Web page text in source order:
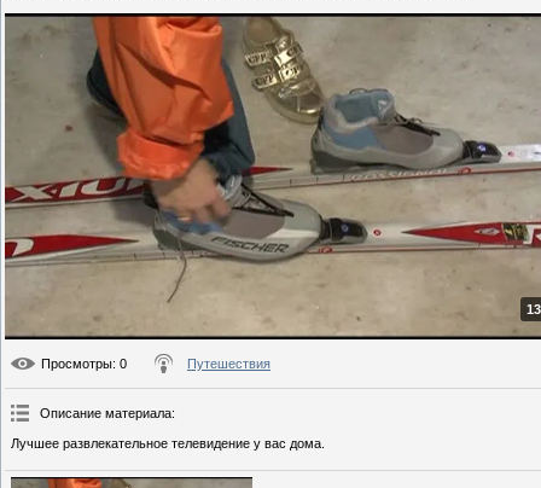
Просмотры: 0 Путешествия
Описание материала:
Лучшее развлекательное телевидение у вас дома.